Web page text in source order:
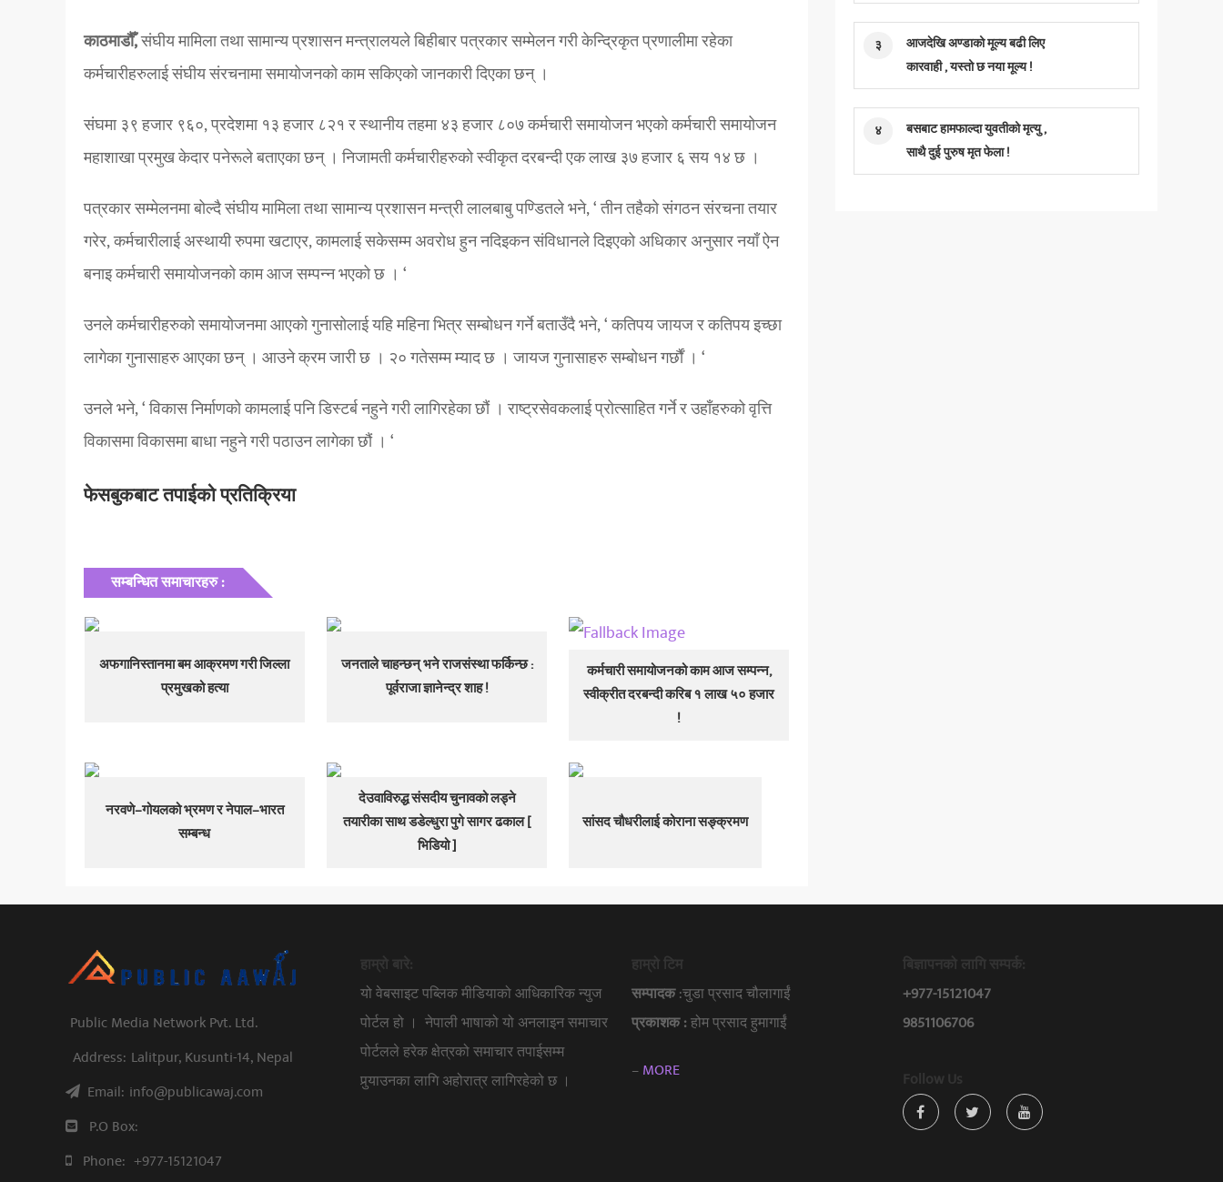
काठमाडौँ,संघीय मामिला तथा सामान्य प्रशासन मन्त्रालयले बिहीबार पत्रकार सम्मेलन गरी केन्द्रिकृत प्रणालीमा रहेका
कर्मचारीहरुलाई संघीय संरचनामा समायोजनको काम सकिएको जानकारी दिएका छन् ।
संघमा ३९ हजार ९६०, प्रदेशमा १३ हजार ८२१ र स्थानीय तहमा ४३ हजार ८०७ कर्मचारी समायोजन भएको कर्मचारी समायोजन
महाशाखा प्रमुख केदार पनेरूले बताएका छन् । निजामती कर्मचारीहरुको स्वीकृत दरबन्दी एक लाख ३७ हजार ६ सय १४ छ ।
पत्रकार सम्मेलनमा बोल्दै संघीय मामिला तथा सामान्य प्रशासन मन्त्री लालबाबु पण्डितले भने, ‘ तीन तहैको संगठन संरचना तयार
गरेर, कर्मचारीलाई अस्थायी रुपमा खटाएर, कामलाई सकेसम्म अवरोध हुन नदिइकन संविधानले दिइएको अधिकार अनुसार नयाँ ऐन
बनाइ कर्मचारी समायोजनको काम आज सम्पन्न भएको छ । ‘
उनले कर्मचारीहरुको समायोजनमा आएको गुनासोलाई यहि महिना भित्र सम्बोधन गर्ने बताउँदै भने, ‘ कतिपय जायज र कतिपय इच्छा
लागेका गुनासाहरु आएका छन् । आउने क्रम जारी छ । २० गतेसम्म म्याद छ । जायज गुनासाहरु सम्बोधन गर्छौं । ‘
उनले भने, ‘ विकास निर्माणको कामलाई पनि डिस्टर्ब नहुने गरी लागिरहेका छौं । राष्ट्रसेवकलाई प्रोत्साहित गर्ने र उहाँहरुको वृत्ति
विकासमा विकासमा बाधा नहुने गरी पठाउन लागेका छौं । ‘
फेसबुकबाट तपाईको प्रतिक्रिया
सम्बन्धित समाचारहरु :
अफगानिस्तानमा बम आक्रमण गरी जिल्ला
प्रमुखको हत्या
जनताले चाहन्छन् भने राजसंस्था फर्किन्छ :
पूर्वराजा ज्ञानेन्द्र शाह !
कर्मचारी समायोजनको काम आज सम्पन्न,
स्वीक्रीत दरबन्दी करिब १ लाख ५० हजार
!
नरवणे–गोयलको भ्रमण र नेपाल–भारत
सम्बन्ध
देउवाविरुद्ध संसदीय चुनावको लड्ने
तयारीका साथ डडेल्धुरा पुगे सागर ढकाल [
भिडियो ]
सांसद चौधरीलाई कोराना सङ्क्रमण
३
आजदेखि अण्डाको मूल्य बढी लिए
कारवाही , यस्तो छ नया मूल्य !
४
बसबाट हामफाल्दा युवतीको मृत्यु ,
साथै दुई पुरुष मृत फेला !
Public Media Network Pvt. Ltd.
Address: Lalitpur, Kusunti-14, Nepal
Email: info@publicawaj.com
P.O Box:
Phone: +977-15121047
हाम्रो बारे:
यो वेबसाइट पब्लिक मीडियाको आधिकारिक न्युज
पोर्टल हो । नेपाली भाषाको यो अनलाइन समाचार
पोर्टलले हरेक क्षेत्रको समाचार तपाईसम्म
पुर्‍याउनका लागि अहोरात्र लागिरहेको छ ।
हाम्रो टिम
सम्पादक:चुडा प्रसाद चौलागाईं
प्रकाशक :होम प्रसाद हुमागाईं
–MORE
बिज्ञापनको लागि सम्पर्क:
+977-15121047
9851106706
Follow Us